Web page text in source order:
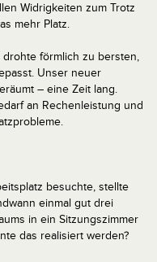
Widrigkeiten zum Trotz
mehr Platz.
förmlich zu bersten,
Unser neuer
– eine Zeit lang.
an Rechenleistung und
besuchte, stellte
einmal gut drei
in ein Sitzungszimmer
das realisiert werden?